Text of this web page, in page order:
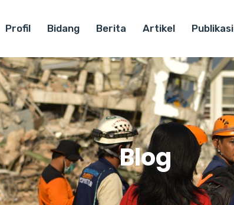
Profil Bidang Berita Artikel Publikasi
Blog